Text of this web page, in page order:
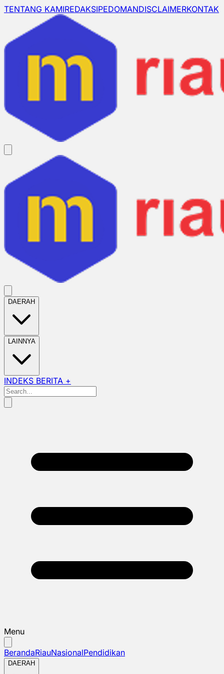
TENTANG KAMIREDAKSIPEDOMANDISCLAIMERKONTAK
DAERAH
LAINNYA
INDEKS BERITA +
Menu
BerandaRiauNasionalPendidikan
DAERAH